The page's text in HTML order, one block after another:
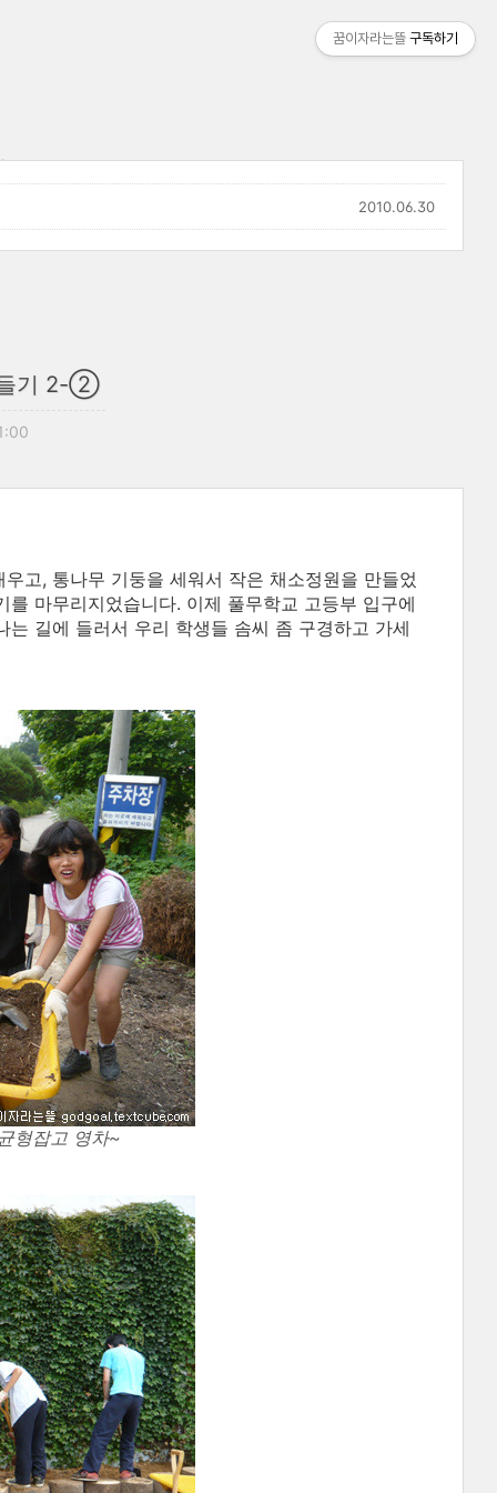
2010.06.30
들기 2-②
고, 통나무 기둥을 세워서 작은 채소정원을 만들었
마무리지었습니다. 이제 풀무학교 고등부 입구에
길에 들러서 우리 학생들 솜씨 좀 구경하고 가세
형잡고 영차~
꿈이자라는뜰 구독하기